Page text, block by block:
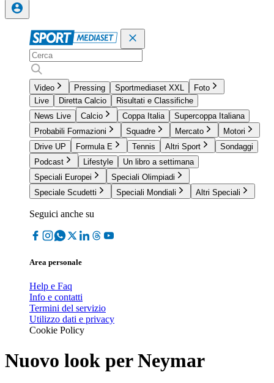
Video Pressing Sportmediaset XXL
Foto
Live
Diretta Calcio
Risultati e Classifiche
News Live
Calcio Coppa Italia
Supercoppa Italiana
Probabili Formazioni
Squadre Mercato
Motori
Drive UP
Formula E Tennis Altri Sport
Sondaggi
Podcast
Lifestyle
Un libro a settimana
Speciali Europei
Speciali Olimpiadi
Speciale Scudetti
Speciali Mondiali Altri Speciali
Seguici anche su
Area personale
Help e Faq
Info e contatti
Termini del servizio
Utilizzo dati e privacy
Cookie Policy
Nuovo look per Neymar